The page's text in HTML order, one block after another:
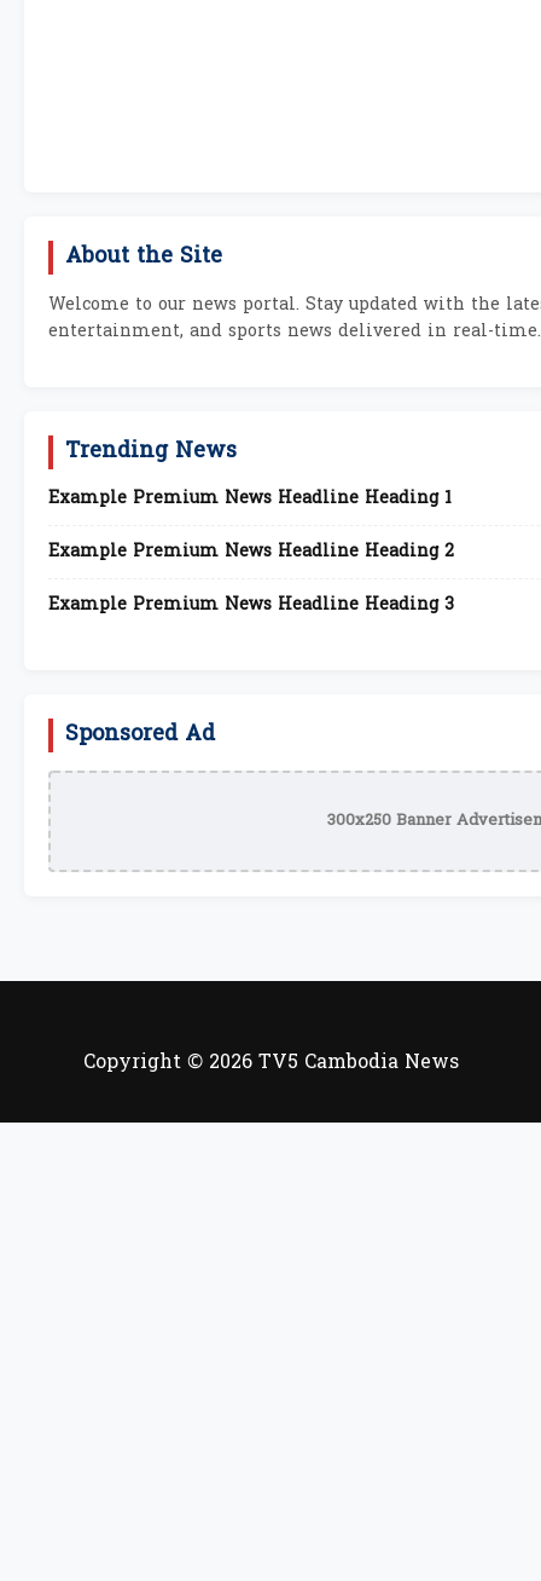
About the Site
Welcome to our news portal. Stay updated with the
entertainment, and sports news delivered in real-time.
Trending News
Example Premium News Headline Heading 1
Example Premium News Headline Heading 2
Example Premium News Headline Heading 3
Sponsored Ad
300x250 Banner
Copyright © 2026 TV5 Cambodia News